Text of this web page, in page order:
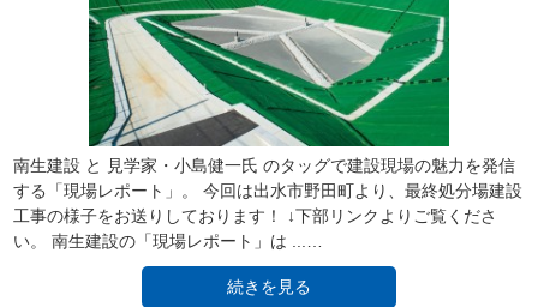
南生建設 と 見学家・小島健一氏 のタッグで建設現場の魅力を発信
する「現場レポート」。 今回は出水市野田町より、最終処分場建設
工事の様子をお送りしております！ ↓下部リンクよりご覧くださ
い。 南生建設の「現場レポート」は ...…
続きを見る